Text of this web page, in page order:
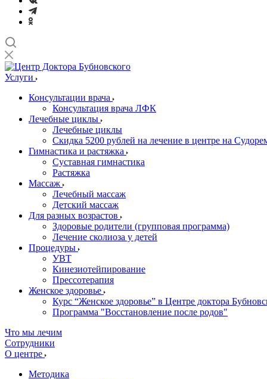
Услуги
Консультации врача
Консультация врача ЛФК
Лечебные циклы
Лечебные циклы
Скидка 5200 рублей на лечение в центре на
Гимнастика и растяжка
Суставная гимнастика
Растяжка
Массаж
Лечебный массаж
Детский массаж
Для разных возрастов
Здоровые родители (групповая программа)
Лечение сколиоза у детей
Процедуры
УВТ
Кинезиотейпирование
Прессотерапия
Женское здоровье
Курс “Женское здоровье” в Центре доктора
Программа "Восстановление после родов"
Что мы лечим
Сотрудники
О центре
Методика